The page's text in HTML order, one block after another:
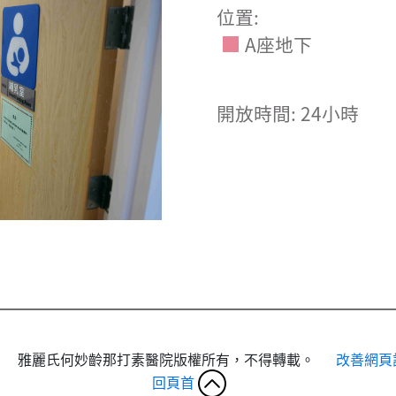
位置:
A座地下
開放時間: 24小時
麗氏何妙齡那打素醫院版權所有，不得轉載。 改善網
回頁首